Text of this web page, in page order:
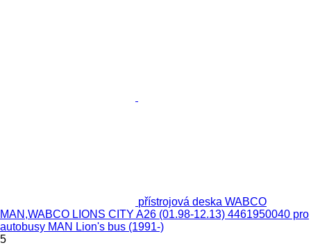
přístrojová deska WABCO
MAN,WABCO LIONS CITY A26 (01.98-12.13) 4461950040 pro
autobusy MAN Lion's bus (1991-)
5